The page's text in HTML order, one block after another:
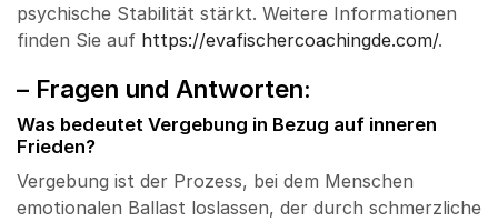
psychische Stabilität stärkt. Weitere Informationen
finden Sie auf https://evafischercoachingde.com/.
– Fragen und Antworten:
Was bedeutet Vergebung in Bezug auf inneren
Frieden?
Vergebung ist der Prozess, bei dem Menschen
emotionalen Ballast loslassen, der durch schmerzliche